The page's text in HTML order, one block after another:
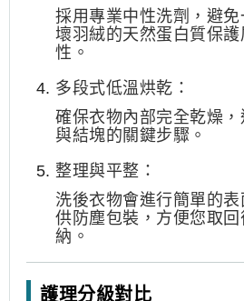
採用專業中性洗劑，避
壞羽絨的天然蛋白質保
性。
多段式低溫烘乾：
確保衣物內部完全乾燥
與結塊的關鍵步驟。
整理與平整：
洗後衣物會進行簡單的
供防塵包裝，方便您取
納。
護理分級對比